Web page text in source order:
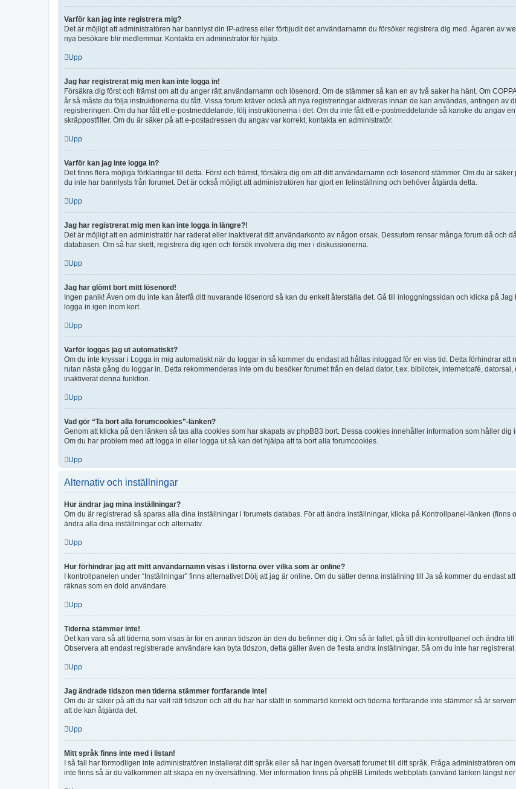
Varför kan jag inte registrera mig?
Det är möjligt att administratören har bannlyst din IP-adress eller förbjudit det användarnamn du försöker registrera dig med. Ägaren av
nya besökare blir medlemmar. Kontakta en administratör för hjälp.
Upp
Jag har registrerat mig men kan inte logga in!
Försäkra dig först och främst om att du anger rätt användarnamn och lösenord. Om de stämmer så kan en av två saker ha hänt. Om
år så måste du följa instruktionerna du fått. Vissa forum kräver också att nya registreringar aktiveras innan de kan användas, antingen
registreringen. Om du har fått ett e-postmeddelande, följ instruktionerna i det. Om du inte fått ett e-postmeddelande så kanske du angav
skräppostfilter. Om du är säker på att e-postadressen du angav var korrekt, kontakta en administratör.
Upp
Varför kan jag inte logga in?
Det finns flera möjliga förklaringar till detta. Först och främst, försäkra dig om att ditt användarnamn och lösenord stämmer. Om du är
du inte har bannlysts från forumet. Det är också möjligt att administratören har gjort en felinställning och behöver åtgärda detta.
Upp
Jag har registrerat mig men kan inte logga in längre?!
Det är möjligt att en administratör har raderat eller inaktiverat ditt användarkonto av någon orsak. Dessutom rensar många forum då och
databasen. Om så har skett, registrera dig igen och försök involvera dig mer i diskussionerna.
Upp
Jag har glömt bort mitt lösenord!
Ingen panik! Även om du inte kan återfå ditt nuvarande lösenord så kan du enkelt återställa det. Gå till inloggningssidan och klicka på
logga in igen inom kort.
Upp
Varför loggas jag ut automatiskt?
Om du inte kryssar i Logga in mig automatiskt när du loggar in så kommer du endast att hållas inloggad för en viss tid. Detta förhindrar
rutan nästa gång du loggar in. Detta rekommenderas inte om du besöker forumet från en delad dator, t.ex. bibliotek, internetcafé,
inaktiverat denna funktion.
Upp
Vad gör “Ta bort alla forumcookies”-länken?
Genom att klicka på den länken så tas alla cookies som har skapats av phpBB3 bort. Dessa cookies innehåller information som håller
Om du har problem med att logga in eller logga ut så kan det hjälpa att ta bort alla forumcookies.
Upp
Alternativ och inställningar
Hur ändrar jag mina inställningar?
Om du är registrerad så sparas alla dina inställningar i forumets databas. För att ändra inställningar, klicka på Kontrollpanel-länken
ändra alla dina inställningar och alternativ.
Upp
Hur förhindrar jag att mitt användarnamn visas i listorna över vilka som är online?
I kontrollpanelen under “Inställningar” finns alternativet Dölj att jag är online. Om du sätter denna inställning till Ja så kommer du endast
räknas som en dold användare.
Upp
Tiderna stämmer inte!
Det kan vara så att tiderna som visas är för en annan tidszon än den du befinner dig i. Om så är fallet, gå till din kontrollpanel och ändra
Observera att endast registrerade användare kan byta tidszon, detta gäller även de flesta andra inställningar. Så om du inte har
Upp
Jag ändrade tidszon men tiderna stämmer fortfarande inte!
Om du är säker på att du har valt rätt tidszon och att du har har ställt in sommartid korrekt och tiderna fortfarande inte stämmer så är
att de kan åtgärda det.
Upp
Mitt språk finns inte med i listan!
I så fall har förmodligen inte administratören installerat ditt språk eller så har ingen översatt forumet till ditt språk. Fråga administratören
inte finns så är du välkommen att skapa en ny översättning. Mer information finns på phpBB Limiteds webbplats (använd länken längst